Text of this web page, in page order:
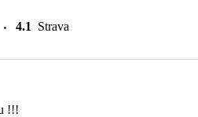
4.1 Strava
!!!